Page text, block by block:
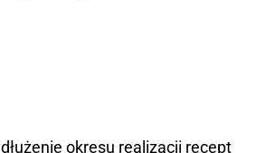
okresu realizacji recept